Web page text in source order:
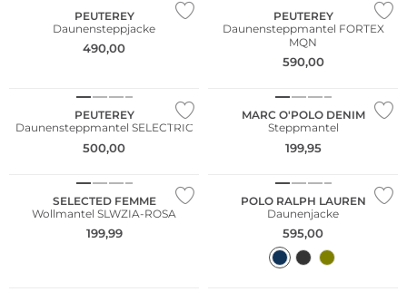
PEUTEREY
Daunensteppjacke
490,00
PEUTEREY
Daunensteppmantel FORTEX
MQN
590,00
PEUTEREY
Daunensteppmantel SELECTRIC
500,00
MARC O'POLO DENIM
Steppmantel
199,95
SELECTED FEMME
Wollmantel SLWZIA-ROSA
199,99
POLO RALPH LAUREN
Daunenjacke
595,00